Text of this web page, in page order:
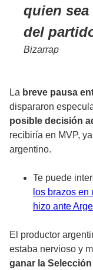
quien
del
Bizarrap
La breve pausa
dispararon
posible decisión
recibiría en MVP,
argentino.
Te puede
los brazos
hizo ante
El productor
estaba nervioso y
ganar la